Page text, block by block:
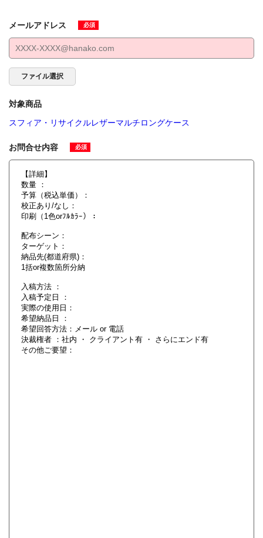
メールアドレス 必須
ファイル選択
対象商品
スフィア・リサイクルレザーマルチロングケース
お問合せ内容 必須